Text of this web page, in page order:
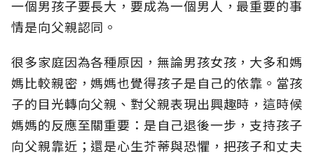
一個男孩子要長大，要成為一個男人，最重要的事
情是向父親認同。
很多家庭因為各種原因，無論男孩女孩，大多和媽
媽比較親密，媽媽也覺得孩子是自己的依靠。當孩
子的目光轉向父親、對父親表現出興趣時，這時候
媽媽的反應至關重要：是自己退後一步，支持孩子
向父親靠近；還是心生芥蒂與恐懼，把孩子和丈夫